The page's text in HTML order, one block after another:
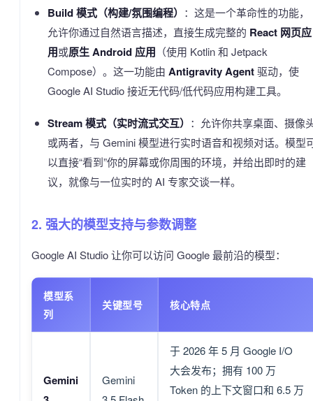
Build 模式（构建/氛围编程） ：这是一个革命性的功能，
允许你通过自然语言描述，直接生成完整的 React 网页应
用或原生 Android 应用 （使用 Kotlin 和 Jetpack
Compose）。这一功能由 Antigravity Agent驱动，使
Google AI Studio 接近无代码/低代码应用构建工具。
Stream 模式（实时流式交互） ：允许你共享桌面、摄像
或两者，与 Gemini 模型进行实时语音和视频对话。模型
以直接“看到”你的屏幕或你周围的环境，并给出即时的建
议，就像与一位实时的 AI 专家交谈一样。
2. 强大的模型支持与参数调整
Google AI Studio 让你可以访问 Google 最前沿的模型：
模型系
列
关键型号 核心特点
Gemini
Gemini
于 2026 年 5 月 Google I/O
大会发布；拥有 100 万
Token 的上下文窗口和 6.5 万